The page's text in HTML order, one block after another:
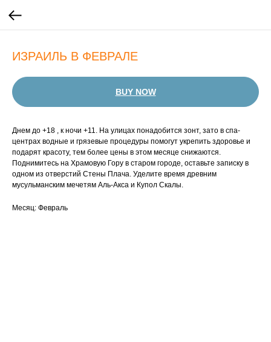
ИЗРАИЛЬ В ФЕВРАЛЕ
BUY NOW
Днем до +18 , к ночи +11. На улицах понадобится зонт, зато в спа-
центрах водные и грязевые процедуры помогут укрепить здоровье и
подарят красоту, тем более цены в этом месяце снижаются.
Поднимитесь на Храмовую Гору в старом городе, оставьте записку в
одном из отверстий Стены Плача. Уделите время древним
мусульманским мечетям Аль-Акса и Купол Скалы.
Месяц: Февраль